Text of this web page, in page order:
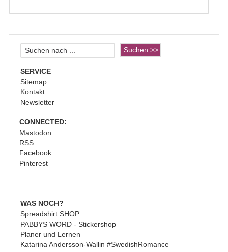
SERVICE
Sitemap
Kontakt
Newsletter
CONNECTED:
Mastodon
RSS
Facebook
Pinterest
WAS NOCH?
Spreadshirt SHOP
PABBYS WORD - Stickershop
Planer und Lernen
Katarina Andersson-Wallin #SwedishRomance